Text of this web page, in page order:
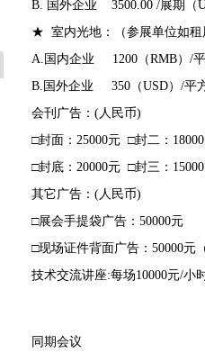
B. 国外企业 3500.00 /展期（
★ 室内光地：（参展单位如租
A.国内企业 1200（RMB）/
B.国外企业 350（USD）/平
会刊广告：(人民币)
□封面：25000元 □封二：
□封底：20000元 □封三：
其它广告：(人民币)
□展会手提袋广告：50000元
□现场证件背面广告：50000元
技术交流讲座:每场10000元/小
同期会议